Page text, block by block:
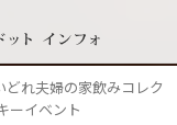
どれ夫婦の家飲みコレク
イベント